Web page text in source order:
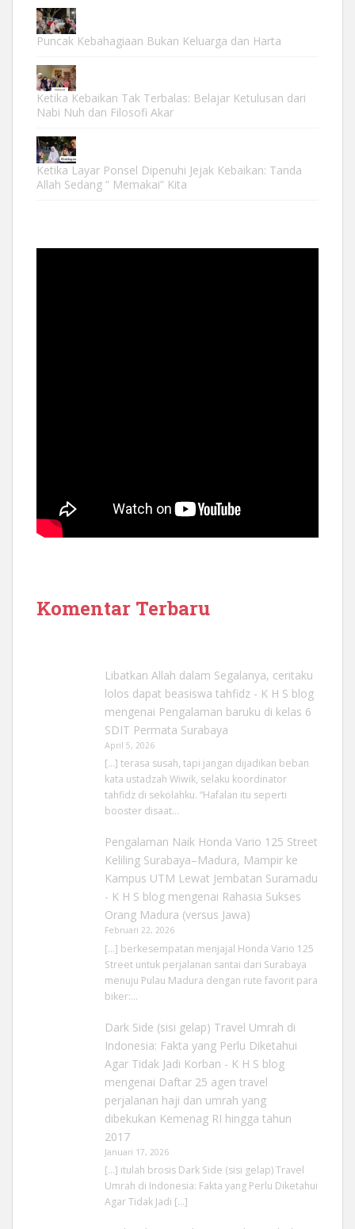
Puncak Kebahagiaan Bukan Keluarga dan Harta
Ketika Kebaikan Tak Terbalas: Belajar Ketulusan dari
Nabi Nuh dan Filosofi Akar
Ketika Layar Ponsel Dipenuhi Jejak Kebaikan: Tanda
Allah Sedang “ Memakai” Kita
Komentar Terbaru
Libatkan Allah dalam Segalanya, ceritaku
lolos dapat beasiswa tahfidz - K H S blog
mengenai Pengalaman baruku di kelas 6
SDIT Permata Surabaya
April 5, 2026
[…] terasa susah, tapi jangan dijadikan beban
kata ustadzah Wiwik, selaku koordinator
tahfidz di sekolahku. “Hafalan itu seperti
booster disaat…
Pengalaman Naik Honda Vario 125 Street
Keliling Surabaya–Madura, Mampir ke
Kampus UTM Lewat Jembatan Suramadu
- K H S blogmengenai Rahasia Sukses
Orang Madura (versus Jawa)
Februari 22, 2026
[…] berkesempatan menjajal Honda Vario 125
Street untuk perjalanan santai dari Surabaya
menuju Pulau Madura dengan rute favorit para
biker:…
Dark Side (sisi gelap) Travel Umrah di
Indonesia: Fakta yang Perlu Diketahui
Agar Tidak Jadi Korban - K H S blog
mengenai Daftar 25 agen travel
perjalanan haji dan umrah yang
dibekukan Kemenag RI hingga tahun
2017
Januari 17, 2026
[…] itulah brosis Dark Side (sisi gelap) Travel
Umrah di Indonesia: Fakta yang Perlu Diketahui
Agar Tidak Jadi […]